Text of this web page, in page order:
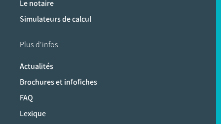
Le notaire
Simulateurs de calcul
Plus d'infos
Actualités
Brochures et infofiches
FAQ
Lexique